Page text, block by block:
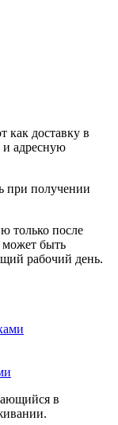
как доставку в
адресную
при получении
только после
может быть
рабочий день.
в